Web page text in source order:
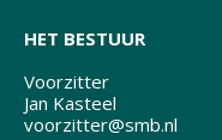
HET BESTUUR
Voorzitter
Jan Kasteel
voorzitter@smb.nl